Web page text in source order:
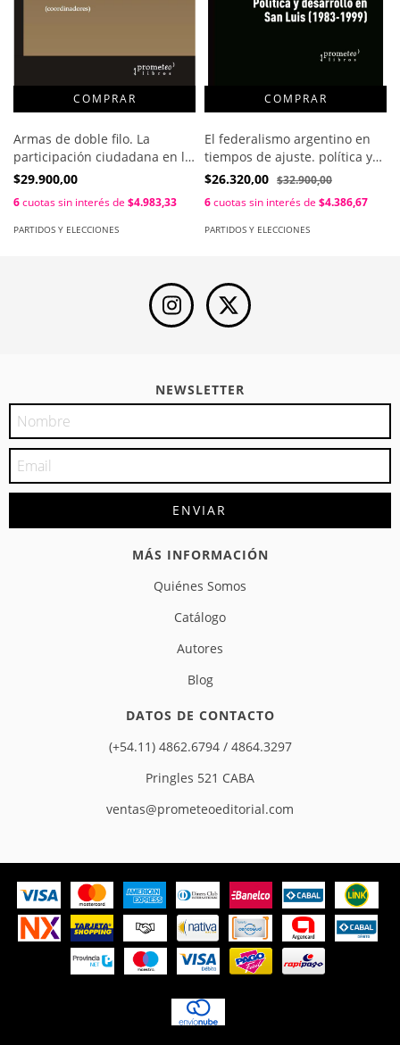
Armas de doble filo. La
participación ciudadana en la
encrucijada / Welp, Yanina -
$29.900,00
6cuotas sin interés de $4.983,33
PARTIDOS Y ELECCIONES
El federalismo argentino en
tiempos de ajuste. política y
federalismo en San Luis /
$26.320,00 $32.900,00
6cuotas sin interés de $4.386,67
PARTIDOS Y ELECCIONES
NEWSLETTER
MÁS INFORMACIÓN
Quiénes Somos
Catálogo
Autores
Blog
DATOS DE CONTACTO
(+54.11) 4862.6794 / 4864.3297
Pringles 521 CABA
ventas@prometeoeditorial.com